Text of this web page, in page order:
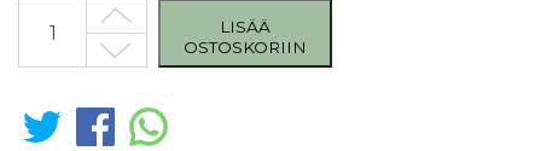
POP-ART -kynsileikkuri, kaareva määrä
LISÄÄ
OSTOSKORIIN